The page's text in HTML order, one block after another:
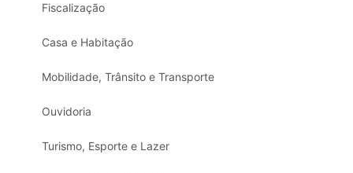
Fiscalização
Casa e Habitação
Mobilidade, Trânsito e Transporte
Ouvidoria
Turismo, Esporte e Lazer